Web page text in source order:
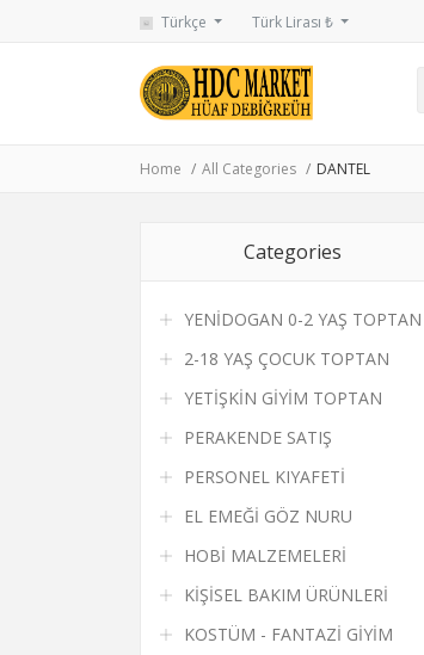
Türkçe Türk Lirası ₺
Home All Categories DANTEL
Categories
YENİDOGAN 0-2 YAŞ TOPTAN
2-18 YAŞ ÇOCUK TOPTAN
YETİŞKİN GİYİM TOPTAN
PERAKENDE SATIŞ
PERSONEL KIYAFETİ
EL EMEĞİ GÖZ NURU
HOBİ MALZEMELERİ
KİŞİSEL BAKIM ÜRÜNLERİ
KOSTÜM - FANTAZİ GİYİM